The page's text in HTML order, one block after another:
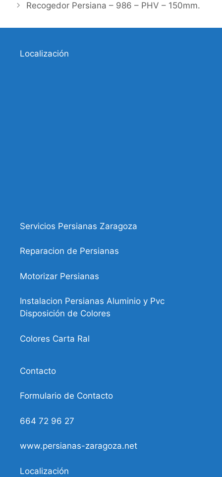
Recogedor Persiana – 986 – PHV – 150mm.
Localización
Servicios Persianas Zaragoza
Reparacion de Persianas
Motorizar Persianas
Instalacion Persianas Aluminio y Pvc
Disposición de Colores
Colores Carta Ral
Contacto
Formulario de Contacto
664 72 96 27
www.persianas-zaragoza.net
Localización